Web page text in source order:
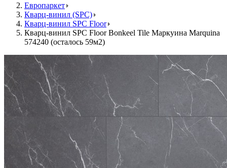
Европаркет
Кварц-винил (SPC)
Кварц-винил SPC Floor
Кварц-винил SPC Floor Bonkeel Tile Маркуина Marquina
574240 (осталось 59м2)